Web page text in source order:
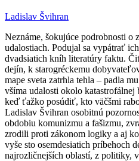
Ladislav Švihran
Neznáme, šokujúce podrobnosti o
udalostiach. Podujal sa vypátrať
dvadsiatich kníh literatúry faktu.
dejín, k starogréckemu
mape sveta zatrhla tehla – padla
všíma udalosti okolo
keď ťažko posúdiť, kto väčšmi
Ladislav Švihran osobitnú
obdobiu komunizmu a fašizmu,
zrodili proti zákonom logiky a aj
vyše sto osemdesiatich príbehoch
najrozličnejších oblastí, z politiky,